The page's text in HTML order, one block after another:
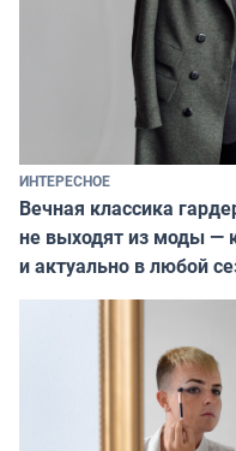
ИНТЕРЕСНОЕ
Вечная классика
не выходят из моды —
и актуально в любой